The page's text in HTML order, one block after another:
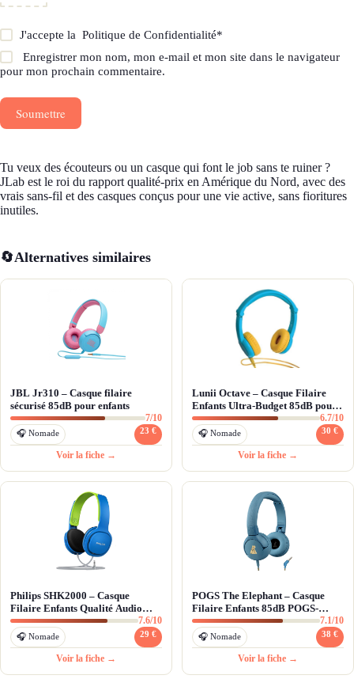
J'accepte laPolitique de Confidentialité*
Enregistrer mon nom, mon e-mail et mon site dans le navigateur
pour mon prochain commentaire.
Soumettre
Tu veux des écouteurs ou un casque qui font le job sans te ruiner ?
JLab est le roi du rapport qualité-prix en Amérique du Nord, avec des
vrais sans-fil et des casques conçus pour une vie active, sans fioritures
inutiles.
🔄Alternatives similaires
JBL Jr310 – Casque filaire
sécurisé 85dB pour enfants
7/10
🎧 Nomade 23 €
Voir la fiche →
Lunii Octave – Casque Filaire
Enfants Ultra-Budget 85dB pour
Conteuse
6.7/10
🎧 Nomade 30 €
Voir la fiche →
Philips SHK2000 – Casque
Filaire Enfants Qualité Audio
85dB (99dB Sensibilité)
7.6/10
🎧 Nomade 29 €
Voir la fiche →
POGS The Elephant – Casque
Filaire Enfants 85dB POGS-
Safe™ (Éco-Responsable)
7.1/10
🎧 Nomade 38 €
Voir la fiche →